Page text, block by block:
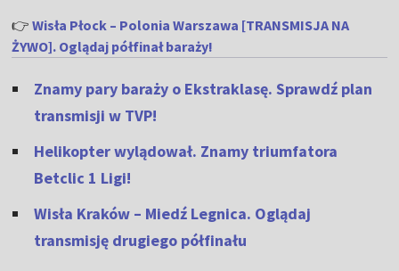
👉Wisła Płock – Polonia Warszawa [TRANSMISJA NA
ŻYWO]. Oglądaj półfinał baraży!
Znamy pary baraży o Ekstraklasę. Sprawdź plan
transmisji w TVP!
Helikopter wylądował. Znamy triumfatora
Betclic 1 Ligi!
Wisła Kraków – Miedź Legnica. Oglądaj
transmisję drugiego półfinału